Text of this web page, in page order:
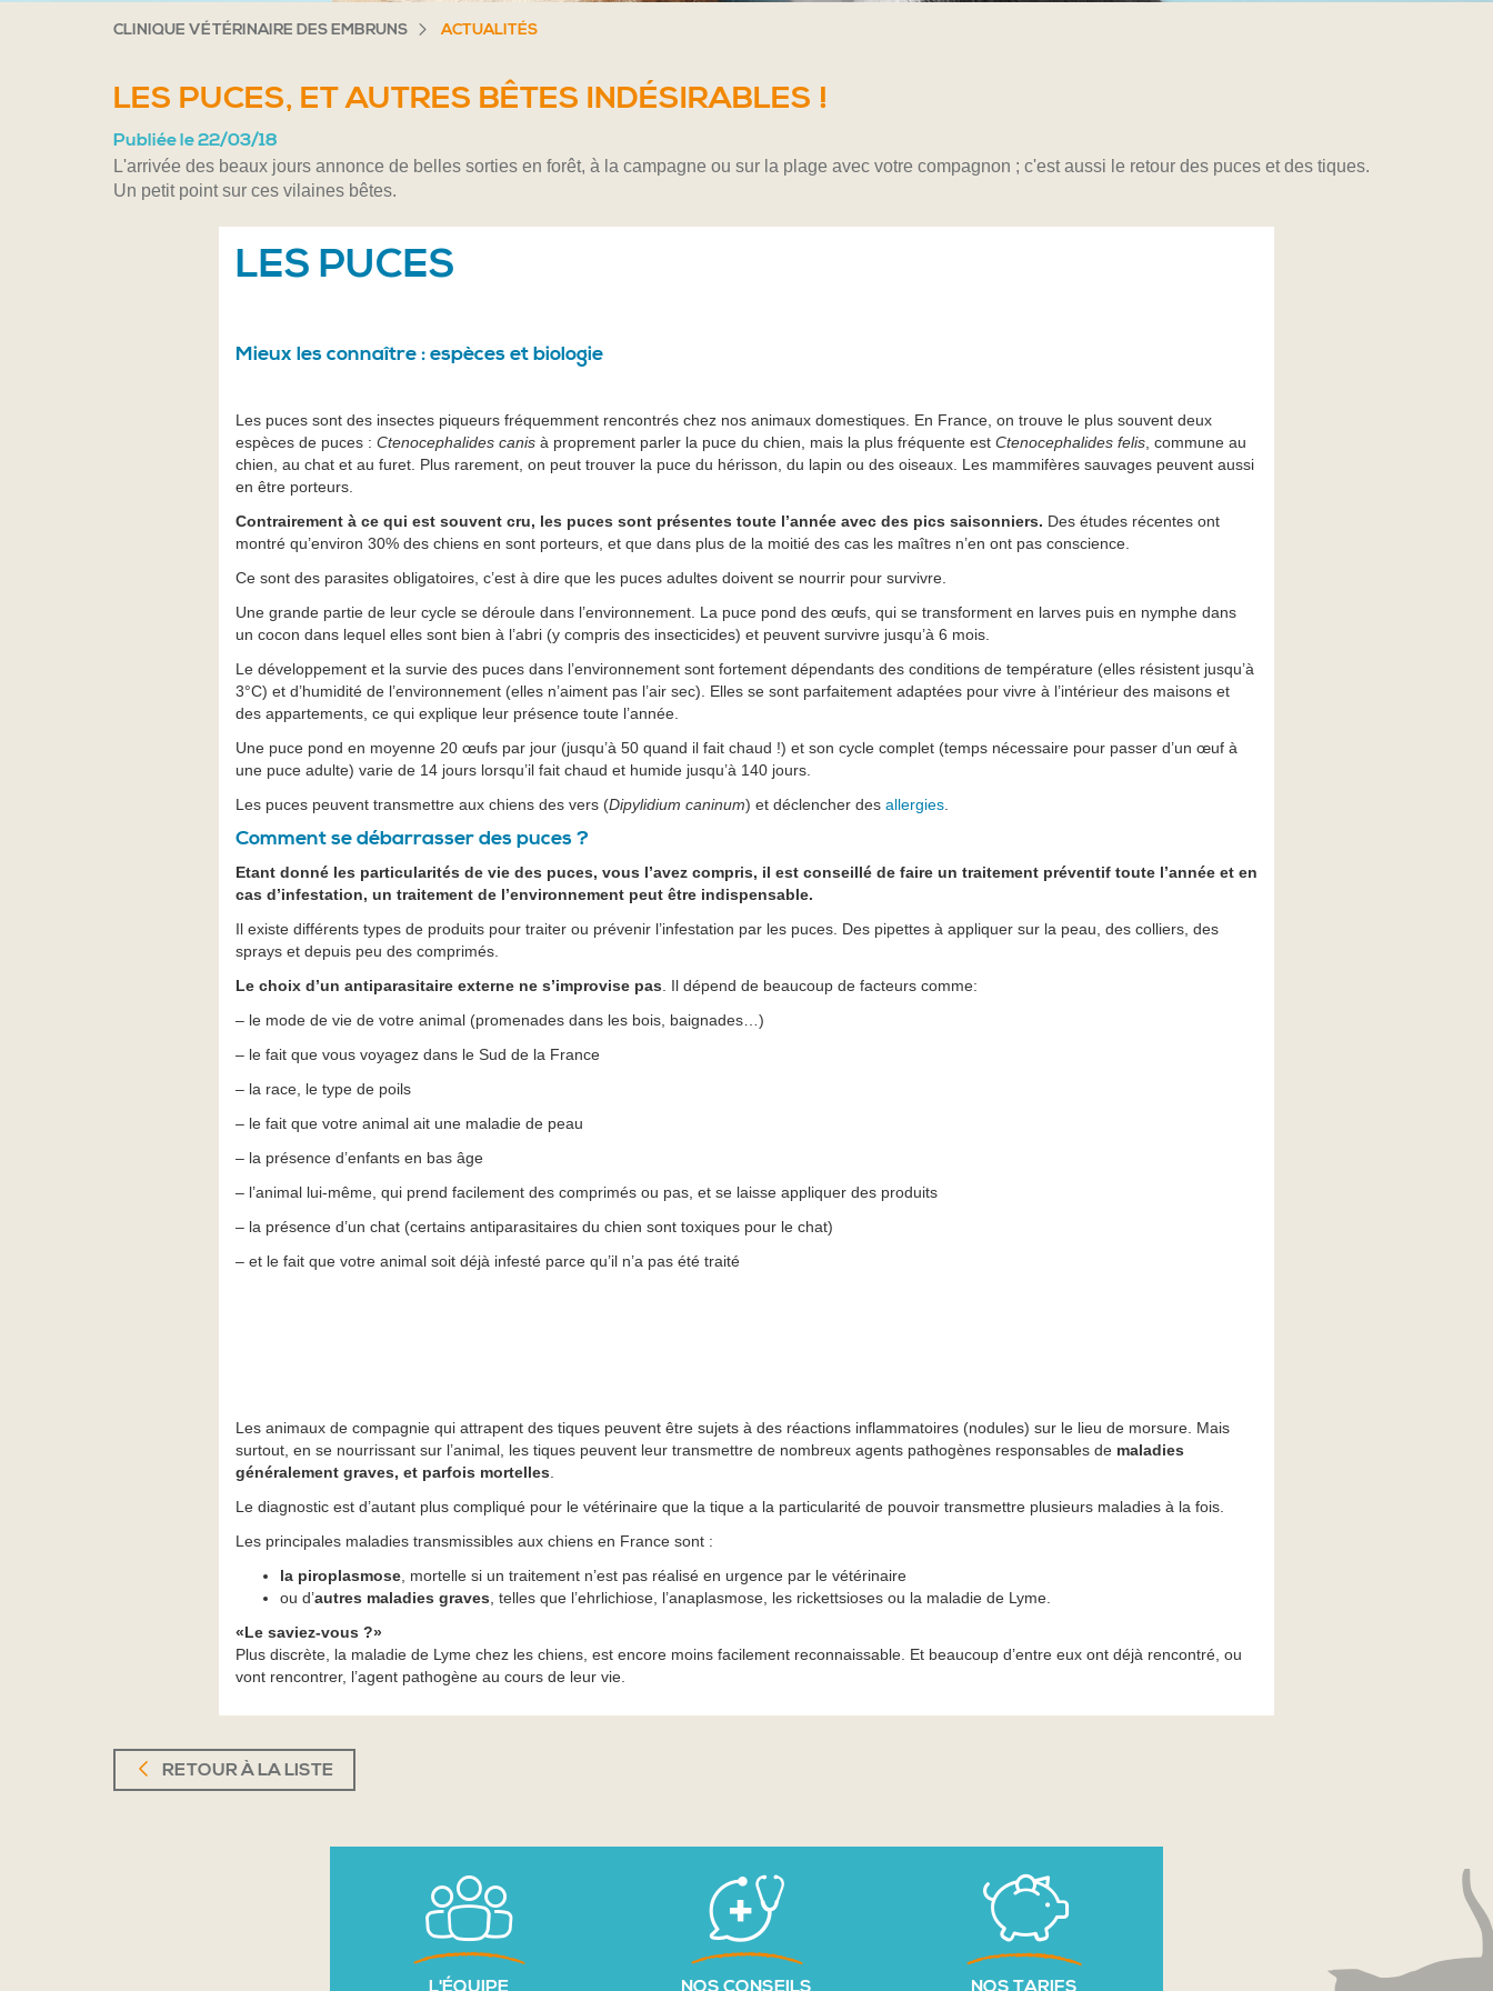
CLINIQUE VÉTÉRINAIRE DES EMBRUNS ACTUALITÉS
LES PUCES, ET AUTRES BÊTES INDÉSIRABLES !
Publiée le 22/03/18
L'arrivée des beaux jours annonce de belles sorties en forêt, à la campagne ou sur la plage avec votre compagnon ; c'est aussi le retour des puces et des tiques.
Un petit point sur ces vilaines bêtes.
LES PUCES
Mieux les connaître : espèces et biologie
Les puces sont des insectes piqueurs fréquemment rencontrés chez nos animaux domestiques. En France, on trouve le plus souvent deux
espèces de puces : Ctenocephalides canis à proprement parler la puce du chien, mais la plus fréquente est Ctenocephalides felis , commune au
chien, au chat et au furet. Plus rarement, on peut trouver la puce du hérisson, du lapin ou des oiseaux. Les mammifères sauvages peuvent aussi
en être porteurs.
Contrairement à ce qui est souvent cru, les puces sont présentes toute l’année avec des pics saisonniers. Des études récentes ont
montré qu’environ 30% des chiens en sont porteurs, et que dans plus de la moitié des cas les maîtres n’en ont pas conscience.
Ce sont des parasites obligatoires, c’est à dire que les puces adultes doivent se nourrir pour survivre.
Une grande partie de leur cycle se déroule dans l’environnement. La puce pond des œufs, qui se transforment en larves puis en nymphe dans
un cocon dans lequel elles sont bien à l’abri (y compris des insecticides) et peuvent survivre jusqu’à 6 mois.
Le développement et la survie des puces dans l’environnement sont fortement dépendants des conditions de température (elles résistent jusqu’à
3°C) et d’humidité de l’environnement (elles n’aiment pas l’air sec). Elles se sont parfaitement adaptées pour vivre à l’intérieur des maisons et
des appartements, ce qui explique leur présence toute l’année.
Une puce pond en moyenne 20 œufs par jour (jusqu’à 50 quand il fait chaud !) et son cycle complet (temps nécessaire pour passer d’un œuf à
une puce adulte) varie de 14 jours lorsqu’il fait chaud et humide jusqu’à 140 jours.
Les puces peuvent transmettre aux chiens des vers (Dipylidium caninum) et déclencher des allergies
Comment se débarrasser des puces ?
Etant donné les particularités de vie des puces, vous l’avez compris, il est conseillé de faire un traitement préventif toute l’année et en
cas d’infestation, un traitement de l’environnement peut être indispensable.
Il existe différents types de produits pour traiter ou prévenir l’infestation par les puces. Des pipettes à appliquer sur la peau, des colliers, des
sprays et depuis peu des comprimés.
Le choix d’un antiparasitaire externe ne s’improvise pas . Il dépend de beaucoup de facteurs comme:
– le mode de vie de votre animal (promenades dans les bois, baignades…)
– le fait que vous voyagez dans le Sud de la France
– la race, le type de poils
– le fait que votre animal ait une maladie de peau
– la présence d’enfants en bas âge
– l’animal lui-même, qui prend facilement des comprimés ou pas, et se laisse appliquer des produits
– la présence d’un chat (certains antiparasitaires du chien sont toxiques pour le chat)
– et le fait que votre animal soit déjà infesté parce qu’il n’a pas été traité
Les animaux de compagnie qui attrapent des tiques peuvent être sujets à des réactions inflammatoires (nodules) sur le lieu de morsure. Mais
surtout, en se nourrissant sur l’animal, les tiques peuvent leur transmettre de nombreux agents pathogènes responsables de maladies
généralement graves, et parfois mortelles
Le diagnostic est d’autant plus compliqué pour le vétérinaire que la tique a la particularité de pouvoir transmettre plusieurs maladies à la fois.
Les principales maladies transmissibles aux chiens en France sont :
la piroplasmose , mortelle si un traitement n’est pas réalisé en urgence par le vétérinaire
ou d’autres maladies graves , telles que l’ehrlichiose, l’anaplasmose, les rickettsioses ou la maladie de Lyme.
«Le saviez-vous ?»
Plus discrète, la maladie de Lyme chez les chiens, est encore moins facilement reconnaissable. Et beaucoup d’entre eux ont déjà rencontré, ou
vont rencontrer, l’agent pathogène au cours de leur vie.
RETOUR À LA LISTE
L'ÉQUIPE NOS CONSEILS NOS TARIFS